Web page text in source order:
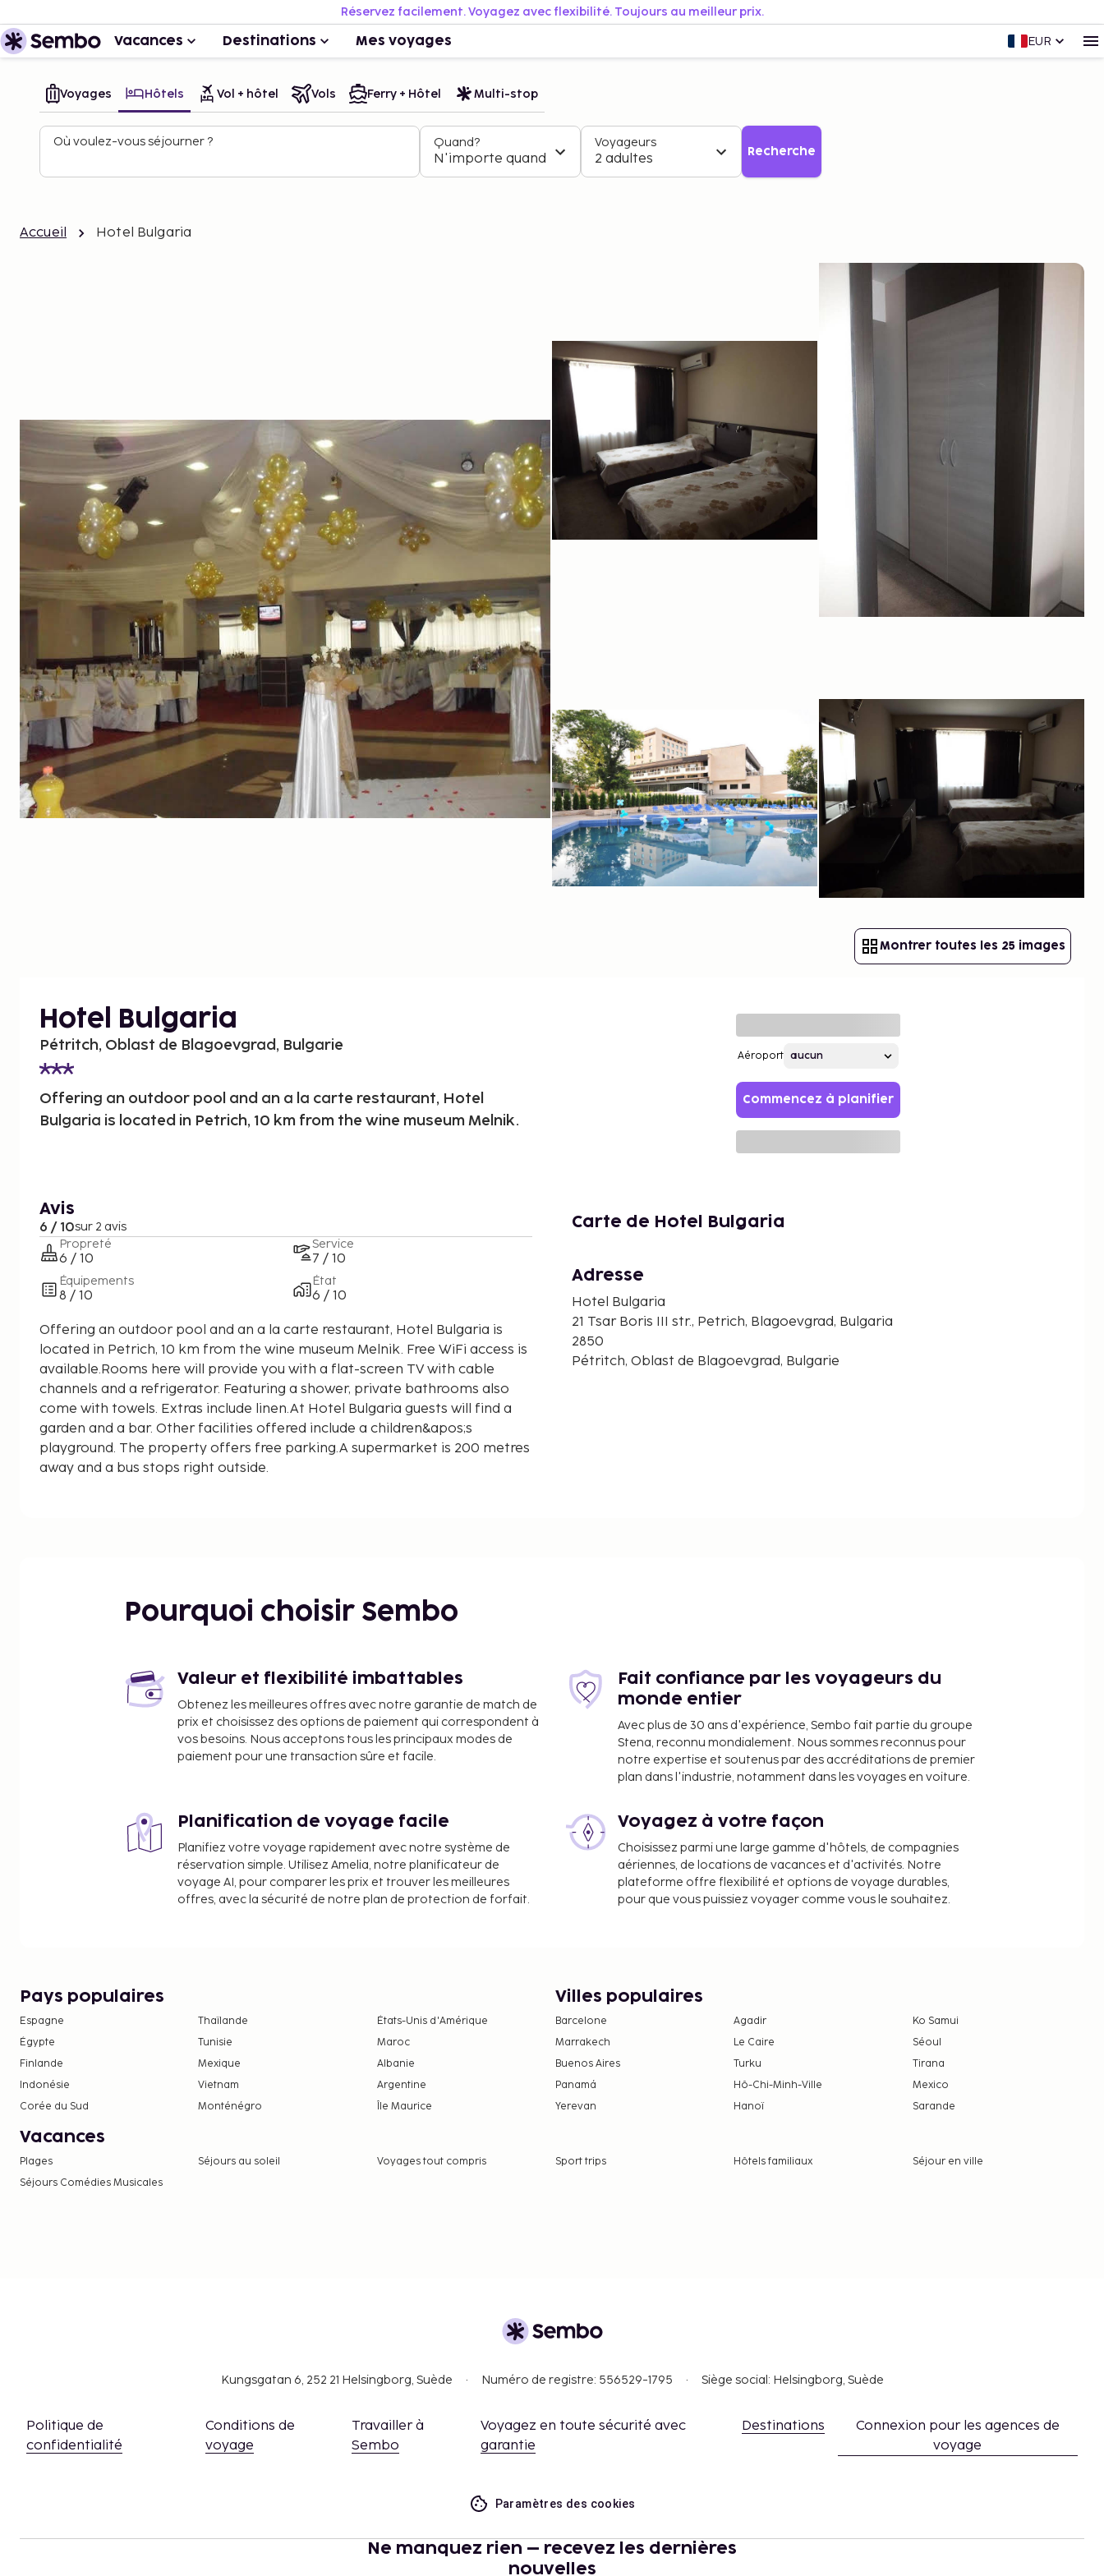
Réservez facilement. Voyagez avec flexibilité. Toujours au meilleur prix.
Vacances Destinations Mes voyages EUR
Voyages Hôtels Vol + hôtel Vols Ferry + Hôtel Multi-stop
Où voulez-vous séjourner ? Quand?
N'importe quand
Voyageurs
2 adultes Recherche
Accueil Hotel Bulgaria
Montrer toutes les 25 images
Hotel Bulgaria
Pétritch, Oblast de Blagoevgrad, Bulgarie
Offering an outdoor pool and an a la carte restaurant, Hotel
Bulgaria is located in Petrich, 10 km from the wine museum Melnik.
Aéroport
Commencez à planifier
Avis
6 / 10sur 2 avis
Propreté
6 / 10
Équipements
8 / 10
Service
7 / 10
État
6 / 10
Offering an outdoor pool and an a la carte restaurant, Hotel Bulgaria is
located in Petrich, 10 km from the wine museum Melnik. Free WiFi access is
available.Rooms here will provide you with a flat-screen TV with cable
channels and a refrigerator. Featuring a shower, private bathrooms also
come with towels. Extras include linen.At Hotel Bulgaria guests will find a
garden and a bar. Other facilities offered include a children&apos;s
playground. The property offers free parking.A supermarket is 200 metres
away and a bus stops right outside.
Carte de Hotel Bulgaria
Adresse
Hotel Bulgaria
21 Tsar Boris III str., Petrich, Blagoevgrad, Bulgaria
2850
Pétritch, Oblast de Blagoevgrad, Bulgarie
Pourquoi choisir Sembo
Valeur et flexibilité imbattables
Obtenez les meilleures offres avec notre garantie de match de
prix et choisissez des options de paiement qui correspondent à
vos besoins. Nous acceptons tous les principaux modes de
paiement pour une transaction sûre et facile.
Fait confiance par les voyageurs du
monde entier
Avec plus de 30 ans d'expérience, Sembo fait partie du groupe
Stena, reconnu mondialement. Nous sommes reconnus pour
notre expertise et soutenus par des accréditations de premier
plan dans l'industrie, notamment dans les voyages en voiture.
Planification de voyage facile
Planifiez votre voyage rapidement avec notre système de
réservation simple. Utilisez Amelia, notre planificateur de
voyage AI, pour comparer les prix et trouver les meilleures
offres, avec la sécurité de notre plan de protection de forfait.
Voyagez à votre façon
Choisissez parmi une large gamme d'hôtels, de compagnies
aériennes, de locations de vacances et d'activités. Notre
plateforme offre flexibilité et options de voyage durables,
pour que vous puissiez voyager comme vous le souhaitez.
Pays populaires
Espagne Thaïlande
États-Unis d'Amérique
Égypte
Tunisie
Maroc
Finlande
Mexique
Albanie
Indonésie
Vietnam
Argentine
Corée du Sud
Monténégro Île Maurice
Villes populaires
Barcelone Agadir
Ko Samui
Marrakech
Le Caire
Séoul
Buenos Aires
Turku
Tirana
Panamá
Hô-Chi-Minh-Ville
Mexico
Yerevan
Hanoï Sarande
Vacances
Plages Séjours au soleil Voyages tout compris Sport trips Hôtels familiaux
Séjour en ville
Séjours Comédies Musicales
Kungsgatan 6, 252 21 Helsingborg, Suède Numéro de registre: 556529-1795 Siège social: Helsingborg, Suède
Politique de
confidentialité
Conditions de
voyage
Travailler à
Sembo
Voyagez en toute sécurité avec
garantie
Destinations
Connexion pour les agences de
voyage
Paramètres des cookies
Ne manquez rien – recevez les dernières
nouvelles